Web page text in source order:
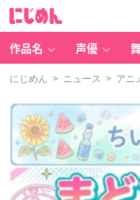
作品名 声優
にじめん > ニュース > アニ